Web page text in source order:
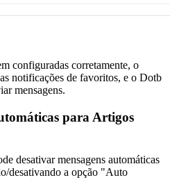
configuradas corretamente, o
notificações de favoritos, e o Dotb
mensagens.
para Artigos
desativar mensagens automáticas
desativando a opção "Auto